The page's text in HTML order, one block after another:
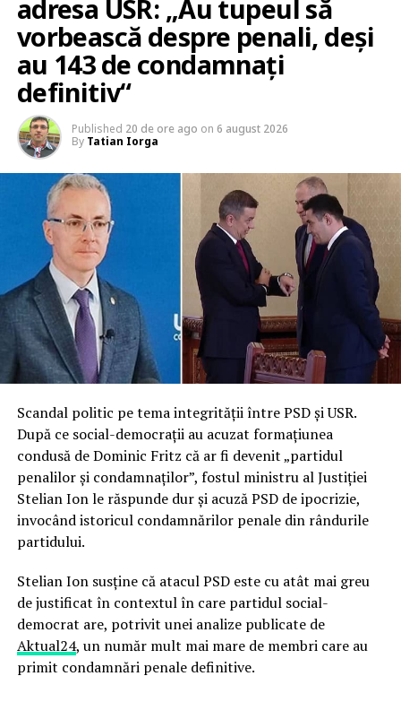
adresa USR: „Au tupeul să
vorbească despre penali, deși
au 143 de condamnați
definitiv“
Published 20 de ore ago on 6 august 2026
By Tatian Iorga
Scandal politic pe tema integrității între PSD și USR.
După ce social-democrații au acuzat formațiunea
condusă de Dominic Fritz că ar fi devenit „partidul
penalilor și condamnaților”, fostul ministru al Justiției
Stelian Ion le răspunde dur și acuză PSD de ipocrizie,
invocând istoricul condamnărilor penale din rândurile
partidului.
Stelian Ion susține că atacul PSD este cu atât mai greu
de justificat în contextul în care partidul social-
democrat are, potrivit unei analize publicate de
Aktual24, un număr mult mai mare de membri care au
primit condamnări penale definitive.